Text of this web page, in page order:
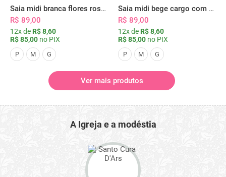
Saia midi branca flores rosas com bolsos
R$ 89,00
12x de R$ 8,60
R$ 85,00 no PIX
P M G
Saia midi bege cargo com bolsos
R$ 89,00
12x de R$ 8,60
R$ 85,00 no PIX
P M G
Ver mais produtos
A Igreja e a modéstia